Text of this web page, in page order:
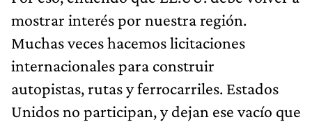
mostrar interés por nuestra región.
Muchas veces hacemos licitaciones
internacionales para construir
autopistas, rutas y ferrocarriles. Estados
Unidos no participan, y dejan ese vacío que